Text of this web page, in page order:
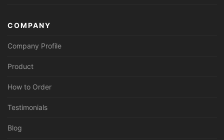
COMPANY
Company Profile
Product
How to Order
Testimonials
Blog